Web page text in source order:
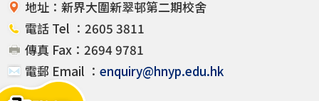
地址：新界大圍新翠邨第二期校舍
電話 Tel ：2605 3811
傳真 Fax：2694 9781
電郵 Email ： enquiry@hnyp.edu.hk